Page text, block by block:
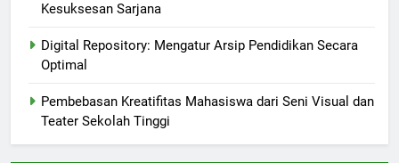
Kesuksesan Sarjana
Digital Repository: Mengatur Arsip Pendidikan Secara
Optimal
Pembebasan Kreatifitas Mahasiswa dari Seni Visual dan
Teater Sekolah Tinggi